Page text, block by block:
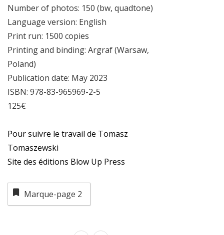
Number of photos: 150 (bw, quadtone)
Language version: English
Print run: 1500 copies
Printing and binding: Argraf (Warsaw,
Poland)
Publication date: May 2023
ISBN: 978-83-965969-2-5
125€
Pour suivre le travail de Tomasz
Tomaszewski
Site des éditions Blow Up Press
Marque-page 2